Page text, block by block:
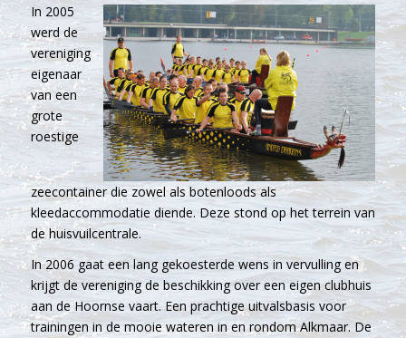
In 2005
werd de
vereniging
eigenaar
van een
grote
roestige
zeecontainer die zowel als botenloods als
kleedaccommodatie diende. Deze stond op het terrein van
de huisvuilcentrale.
In 2006 gaat een lang gekoesterde wens in vervulling en
krijgt de vereniging de beschikking over een eigen clubhuis
aan de Hoornse vaart. Een prachtige uitvalsbasis voor
trainingen in de mooie wateren in en rondom Alkmaar. De